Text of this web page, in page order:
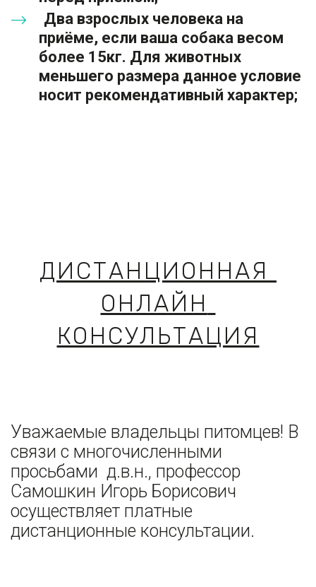
Два взрослых человека на
приёме, если ваша собака весом
более 15кг. Для животных
меньшего размера данное условие
носит рекомендативный характер;
ДИСТАНЦИОННАЯ
ОНЛАЙН
КОНСУЛЬТАЦИЯ
Уважаемые владельцы питомцев! В
связи с многочисленными
просьбами  д.в.н., профессор
Самошкин Игорь Борисович
осуществляет платные